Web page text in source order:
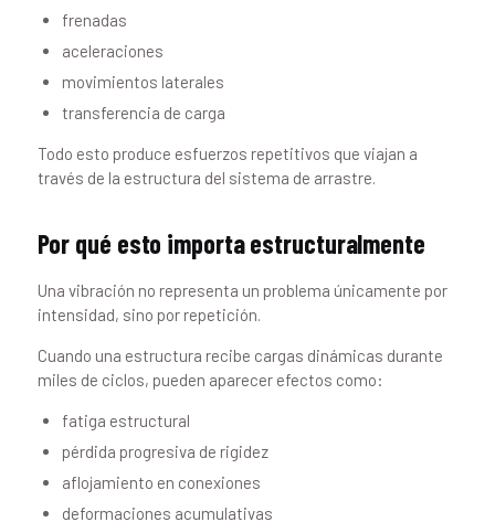
frenadas
aceleraciones
movimientos laterales
transferencia de carga
Todo esto produce esfuerzos repetitivos que viajan a
través de la estructura del sistema de arrastre.
Por qué esto importa estructuralmente
Una vibración no representa un problema únicamente por
intensidad, sino por repetición.
Cuando una estructura recibe cargas dinámicas durante
miles de ciclos, pueden aparecer efectos como:
fatiga estructural
pérdida progresiva de rigidez
aflojamiento en conexiones
deformaciones acumulativas